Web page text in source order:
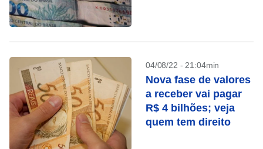
04/08/22 - 21:04min
Nova fase de valores
a receber vai pagar
R$ 4 bilhões; veja
quem tem direito